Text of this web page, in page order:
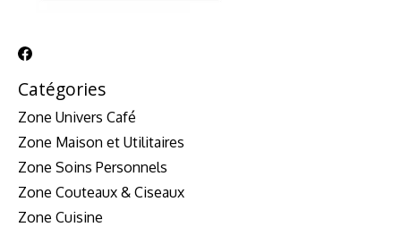
Catégories
Zone Univers Café
Zone Maison et Utilitaires
Zone Soins Personnels
Zone Couteaux & Ciseaux
Zone Cuisine